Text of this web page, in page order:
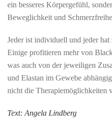
ein besseres Körpergefühl,
Beweglichkeit und
Jeder ist individuell und jeder hat
Einige profitieren mehr von
was auch von der jeweiligen
und Elastan im Gewebe
nicht die Therapiemöglichkeiten
Text: Angela Lindberg